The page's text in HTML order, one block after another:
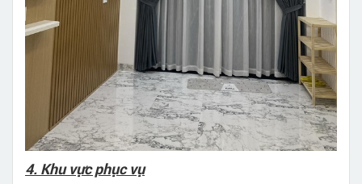
4. Khu vực phục vụ